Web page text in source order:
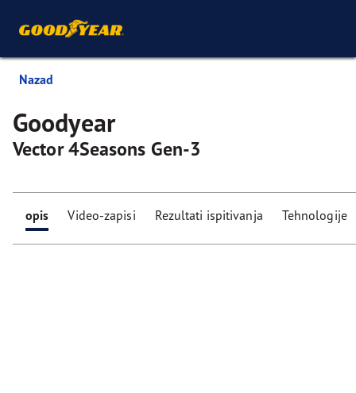
Nazad
Goodyear
Vector 4Seasons Gen-3
opis Video-zapisi Rezultati ispitivanja Tehnologije